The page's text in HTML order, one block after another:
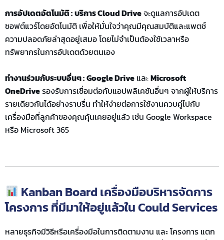
การอัปเดตอัตโนมัติ :บริการ Cloud Driveจะดูแลการอัปเดต
ซอฟต์แวร์โดยอัตโนมัติ เพื่อให้มั่นใจว่าคุณมีคุณสมบัติและแพตช์
ความปลอดภัยล่าสุดอยู่เสมอ โดยไม่จำเป็นต้องใช้เวลาหรือ
ทรัพยากรในการอัปเดตด้วยตนเอง
ทำงานร่วมกับระบบอื่นๆ :Google Drive และMicrosoft
OneDriveรองรับการเชื่อมต่อกับแอปพลิเคชันอื่นๆ จากผู้ให้บริการ
รายเดียวกันได้อย่างราบรื่น ทำให้ง่ายต่อการใช้งานควบคู่ไปกับ
เครื่องมือที่ลูกค้าของคุณคุ้นเคยอยู่แล้ว เช่น Google Workspace
หรือ Microsoft 365
Kanban Board เครื่องมือบริหารจัดการ
โครงการ ที่มีมาให้อยู่แล้วใน Could Services
หลายธุรกิจมีวิธีหรือเครื่องมือในการติดตามงาน และ โครงการ แตก